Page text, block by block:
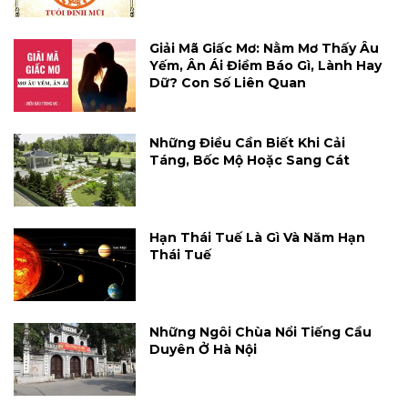
Giải Mã Giấc Mơ: Nằm Mơ Thấy Âu
Yếm, Ân Ái Điềm Báo Gì, Lành Hay
Dữ? Con Số Liên Quan
Những Điều Cần Biết Khi Cải
Táng, Bốc Mộ Hoặc Sang Cát
Hạn Thái Tuế Là Gì Và Năm Hạn
Thái Tuế
Những Ngôi Chùa Nổi Tiếng Cầu
Duyên Ở Hà Nội